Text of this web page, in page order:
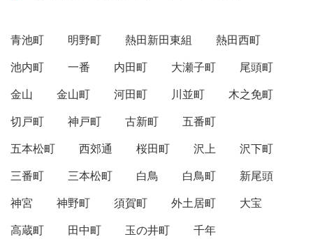
青池町 明野町 熱田新田東組
熱田西町
池内町
一番 内田町 大瀬子町
尾頭町
金山
金山町 河田町 川並町
木之免町
切戸町
神戸町 古新町
五番町
五本松町
西郊通 桜田町 沢上
沢下町
三番町
三本松町 白鳥 白鳥町
新尾頭
神宮
神野町 須賀町 外土居町
大宝
高蔵町
田中町 玉の井町
千年